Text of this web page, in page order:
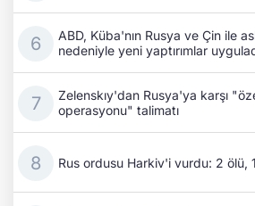
ABD, Küba'nın Rusya ve Çin ile
nedeniyle yeni yaptırımlar
Zelenskıy'dan Rusya'ya karşı
operasyonu" talimatı
Rus ordusu Harkiv'i vurdu: 2 ölü,